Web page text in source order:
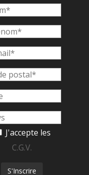
J'accepte les
C.G.V.